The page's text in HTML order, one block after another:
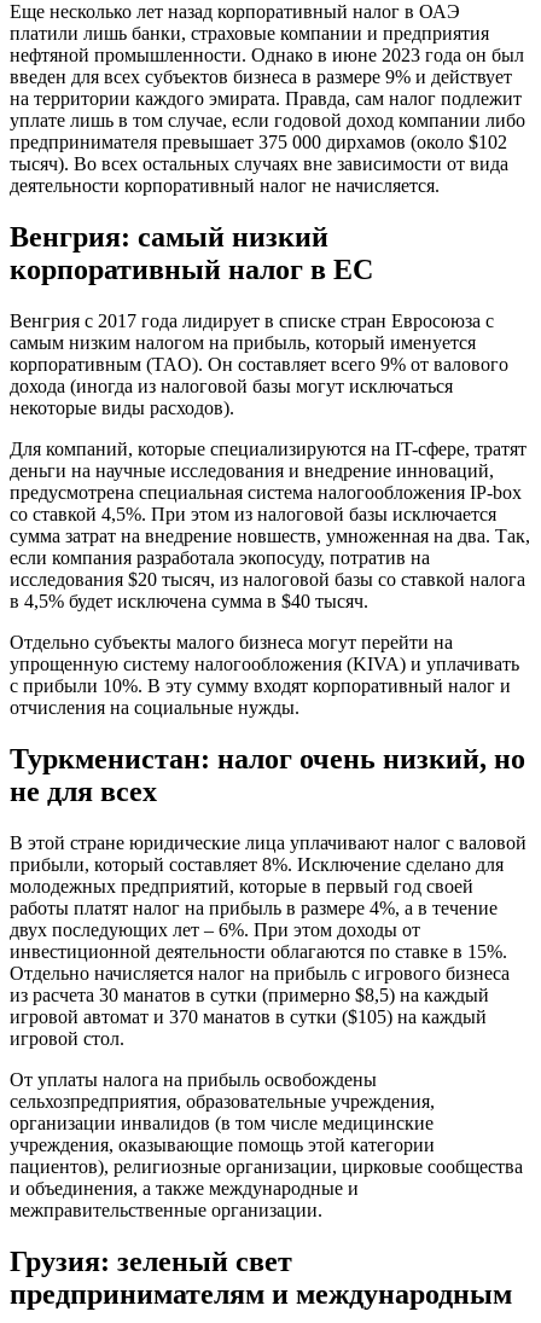
Еще несколько лет назад корпоративный налог в ОАЭ
платили лишь банки, страховые компании и предприятия
нефтяной промышленности. Однако в июне 2023 года он был
введен для всех субъектов бизнеса в размере 9% и действует
на территории каждого эмирата. Правда, сам налог подлежит
уплате лишь в том случае, если годовой доход компании либо
предпринимателя превышает 375 000 дирхамов (около $102
тысяч). Во всех остальных случаях вне зависимости от вида
деятельности корпоративный налог не начисляется.
Венгрия: самый низкий
корпоративный налог в ЕС
Венгрия с 2017 года лидирует в списке стран Евросоюза с
самым низким налогом на прибыль, который именуется
корпоративным (TAO). Он составляет всего 9% от валового
дохода (иногда из налоговой базы могут исключаться
некоторые виды расходов).
Для компаний, которые специализируются на IT-сфере, тратят
деньги на научные исследования и внедрение инноваций,
предусмотрена специальная система налогообложения IP-box
со ставкой 4,5%. При этом из налоговой базы исключается
сумма затрат на внедрение новшеств, умноженная на два. Так,
если компания разработала экопосуду, потратив на
исследования $20 тысяч, из налоговой базы со ставкой налога
в 4,5% будет исключена сумма в $40 тысяч.
Отдельно субъекты малого бизнеса могут перейти на
упрощенную систему налогообложения (KIVA) и уплачивать
с прибыли 10%. В эту сумму входят корпоративный налог и
отчисления на социальные нужды.
Туркменистан: налог очень низкий, но
не для всех
В этой стране юридические лица уплачивают налог с валовой
прибыли, который составляет 8%. Исключение сделано для
молодежных предприятий, которые в первый год своей
работы платят налог на прибыль в размере 4%, а в течение
двух последующих лет – 6%. При этом доходы от
инвестиционной деятельности облагаются по ставке в 15%.
Отдельно начисляется налог на прибыль с игрового бизнеса
из расчета 30 манатов в сутки (примерно $8,5) на каждый
игровой автомат и 370 манатов в сутки ($105) на каждый
игровой стол.
От уплаты налога на прибыль освобождены
сельхозпредприятия, образовательные учреждения,
организации инвалидов (в том числе медицинские
учреждения, оказывающие помощь этой категории
пациентов), религиозные организации, цирковые сообщества
и объединения, а также международные и
межправительственные организации.
Грузия: зеленый свет
предпринимателям и международным